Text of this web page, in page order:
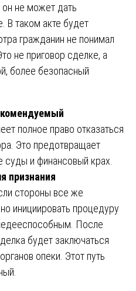
он не может дать
В таком акте будет
гражданин не понимал
не приговор сделке, а
более безопасный
полное право отказаться
Это предотвращает
суды и финансовый крах.
признания
стороны все же
инициировать процедуру
После
будет заключаться
опеки. Этот путь